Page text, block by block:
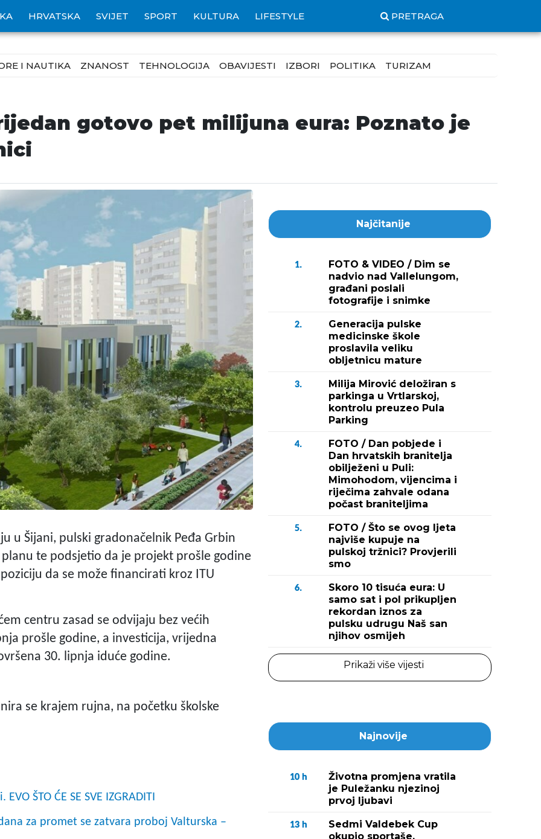
HRVATSKA SVIJET SPORT KULTURA LIFESTYLE PRETRAGA
I NAUTIKA ZNANOST TEHNOLOGIJA OBAVIJESTI IZBORI POLITIKA TURIZAM
gotovo pet milijuna eura: Poznato je
u Šijani, pulski gradonačelnik Peđa Grbin
te podsjetio da je projekt prošle godine
da se može financirati kroz ITU
centru zasad se odvijaju bez većih
prošle godine, a investicija, vrijedna
30. lipnja iduće godine.
se krajem rujna, na početku školske
ŠTO ĆE SE SVE IZGRADITI
dana za promet se zatvara proboj Valturska –
Najčitanije
1.
FOTO & VIDEO / Dim se
nadvio nad Vallelungom,
građani poslali
fotografije i snimke
2.
Generacija pulske
medicinske škole
proslavila veliku
obljetnicu mature
3.
Milija Mirović deložiran s
parkinga u Vrtlarskoj,
kontrolu preuzeo Pula
Parking
4.
FOTO / Dan pobjede i
Dan hrvatskih branitelja
obilježeni u Puli:
Mimohodom, vijencima i
riječima zahvale odana
počast braniteljima
5.
FOTO / Što se ovog ljeta
najviše kupuje na
pulskoj tržnici? Provjerili
smo
6.
Skoro 10 tisuća eura: U
samo sat i pol prikupljen
rekordan iznos za
pulsku udrugu Naš san
njihov osmijeh
Prikaži više vijesti
Najnovije
10 h
Životna promjena vratila
je Puležanku njezinoj
prvoj ljubavi
13 h
Sedmi Valdebek Cup
okupio sportaše,